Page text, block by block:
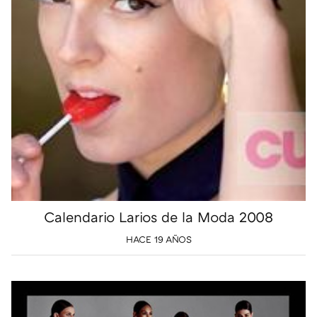
Calendario Larios de la Moda 2008
HACE 19 AÑOS